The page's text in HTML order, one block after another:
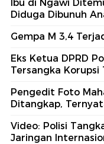
Ibu di Ngawi
Diduga Dibunuh
Gempa M 3,4
Eks Ketua DPRD
Tersangka Korupsi
Pengedit Foto
Ditangkap,
Video: Polisi
Jaringan